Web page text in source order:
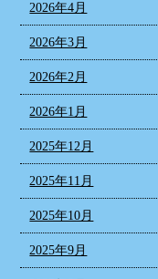
2026年4月
2026年3月
2026年2月
2026年1月
2025年12月
2025年11月
2025年10月
2025年9月